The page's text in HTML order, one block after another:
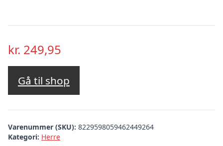
kr. 249,95
Gå til shop
Varenummer (SKU): 8229598059462449264
Kategori: Herre